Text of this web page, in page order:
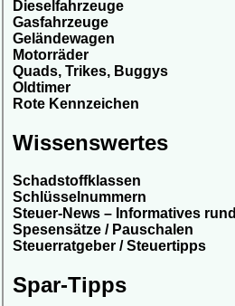
Dieselfahrzeuge
Gasfahrzeuge
Geländewagen
Motorräder
Quads, Trikes, Buggys
Oldtimer
Rote Kennzeichen
Wissenswertes
Schadstoffklassen
Schlüsselnummern
Steuer-News – Informatives
Spesensätze / Pauschalen
Steuerratgeber / Steuertipps
Spar-Tipps